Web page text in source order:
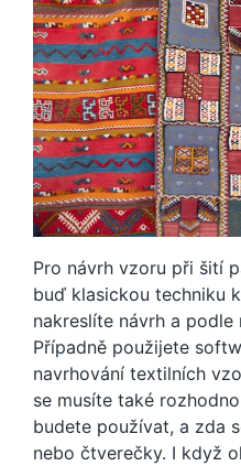
Pro návrh vzoru při šití
buď klasickou techniku
nakreslíte návrh a
Případně použijete
navrhování textilních
se musíte také
budete používat, a zda
nebo čtverečky. I když